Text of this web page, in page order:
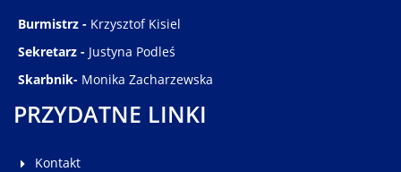
Burmistrz - Krzysztof Kisiel
Sekretarz - Justyna Podleś
Skarbnik- Monika Zacharzewska
PRZYDATNE LINKI
Kontakt